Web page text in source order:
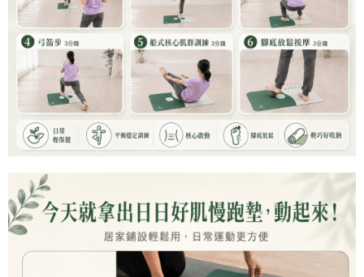
後付繳納相關費用。
※ 交易是否成功請以「AFTEE先享後付 」之結帳頁面顯示為準，若有關於
是否繳費成功／繳費後需取消欲退款等相關疑問，請聯繫「AFTEE先享後付
客戶支援中心」https://netprotections.freshdesk.com/support/home
【注意事項】
１．透過由恩沛科技股份有限公司提供之「AFTEE先享後付」服務完成之交
易，需依本服務之必要範圍內提供個人資料，並將交易相關給付款項請求債
權轉讓予恩沛科技股份有限公司。
２．關於個人資料處理事宜，請瀏覽以下網址：
https://aftee.tw/terms/#terms3
「AFTEE先享後付」，若未經同意申辦者引起之損失，本公司不負相關責
任。
４．使用「AFTEE先享後付」時，將依據個別帳號之用戶狀況，依本公司即
時審查核予不同之上限額度；若仍有額度不足之情形，本公司將視審查結果
請求用戶進行身份認證。
５．嚴禁一人註冊多個帳號或使用他人資訊註冊。若發現惡意使用之情形，
恩沛科技股份有限公司將有權停止該用戶之使用額度並採取法律行動。